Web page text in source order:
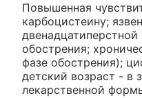
Повышенная
карбоцистеину;
обострения;
фазе обострения);
детский возраст - в
лекарственной